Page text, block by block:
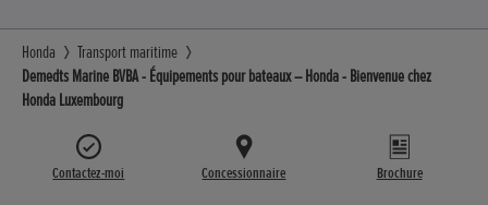
Honda
Transport maritime
Demedts Marine BVBA - Équipements pour bateaux – Honda - Bienvenue chez
Honda Luxembourg
Contactez-moi Concessionnaire Brochure